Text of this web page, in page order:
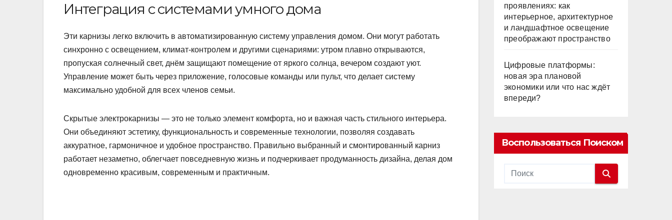
Интеграция с системами умного дома
Эти карнизы легко включить в автоматизированную систему управления домом. Они могут работать
синхронно с освещением, климат-контролем и другими сценариями: утром плавно открываются,
пропуская солнечный свет, днём защищают помещение от яркого солнца, вечером создают уют.
Управление может быть через приложение, голосовые команды или пульт, что делает систему
максимально удобной для всех членов семьи.
Скрытые электрокарнизы — это не только элемент комфорта, но и важная часть стильного интерьера.
Они объединяют эстетику, функциональность и современные технологии, позволяя создавать
аккуратное, гармоничное и удобное пространство. Правильно выбранный и смонтированный карниз
работает незаметно, облегчает повседневную жизнь и подчеркивает продуманность дизайна, делая дом
одновременно красивым, современным и практичным.
проявлениях: как
интерьерное, архитектурное
и ландшафтное освещение
преображают пространство
Цифровые платформы:
новая эра плановой
экономики или что нас ждёт
впереди?
Воспользоваться Поиском